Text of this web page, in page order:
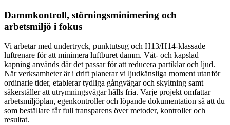
Dammkontroll, störningsminimering och
arbetsmiljö i fokus
Vi arbetar med undertryck, punktutsug och H13/H14-klassade
luftrenare för att minimera luftburet damm. Våt- och kapslad
kapning används där det passar för att reducera partiklar och ljud.
När verksamheter är i drift planerar vi ljudkänsliga moment utanför
ordinarie tider, etablerar tydliga gångvägar och skyltning samt
säkerställer att utrymningsvägar hålls fria. Varje projekt omfattar
arbetsmiljöplan, egenkontroller och löpande dokumentation så att du
som beställare får full transparens över metoder, kontroller och
resultat.